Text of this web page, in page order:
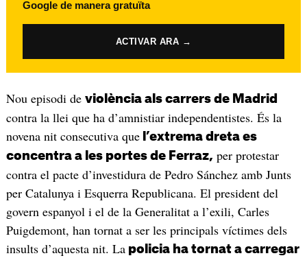
Google de manera gratuïta
ACTIVAR ARA →
Nou episodi de violència als carrers de Madrid
contra la llei que ha d’amnistiar independentistes. És la
novena nit consecutiva quel’extrema dreta es
concentra a les portes de Ferraz, per protestar
contra el pacte d’investidura de Pedro Sánchez amb Junts
per Catalunya i Esquerra Republicana. El president del
govern espanyol i el de la Generalitat a l’exili, Carles
Puigdemont, han tornat a ser les principals víctimes dels
insults d’aquesta nit. Lapolicia ha tornat a carregar